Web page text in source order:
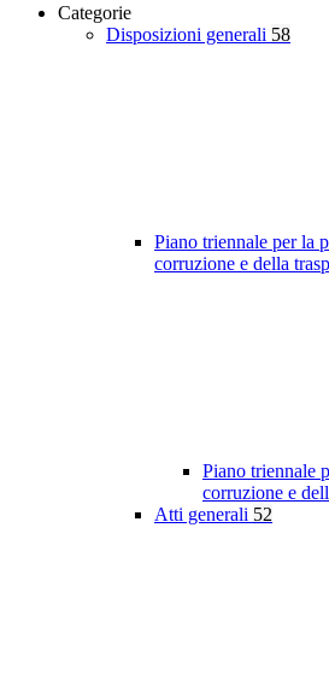
Categorie
Disposizioni generali 58
Piano triennale per la
corruzione e della
Piano triennale
corruzione e
Atti generali 52